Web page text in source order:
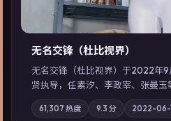
无名交锋（杜比视界）
无名交锋（杜比视界）于2022年
贤执导，任素汐、李政宰、张曼
轴，失踪人口档案牵出跨国灰色产
质；站内亦可通过「国产免费观看
61,307 热度 9.3 分 2022-06-